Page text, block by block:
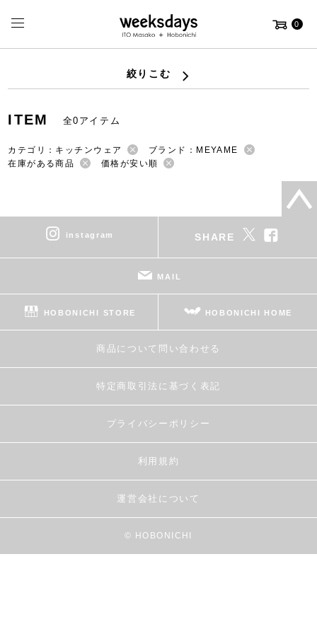
0
絞りこむ
ITEM 全0アイテム
カテゴリ：キッチンウェア
ブランド：MEYAME
在庫がある商品
価格が安い順
instagram SHARE
MAIL
HOBONICHI STORE HOBONICHI HOME
商品について問い合わせる
特定商取引法に基づく表記
プライバシーポリシー
利用規約
運営会社について
© HOBONICHI